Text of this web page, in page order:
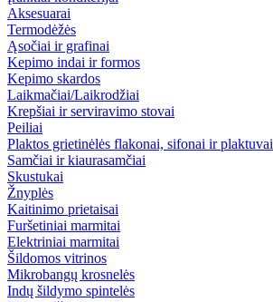
Aksesuarai
Termodėžės
Ąsočiai ir grafinai
Kepimo indai ir formos
Kepimo skardos
Laikmačiai/Laikrodžiai
Krepšiai ir serviravimo stovai
Peiliai
Plaktos grietinėlės flakonai, sifonai ir plaktuvai
Samčiai ir kiaurasamčiai
Skustukai
Žnyplės
Kaitinimo prietaisai
Furšetiniai marmitai
Elektriniai marmitai
Šildomos vitrinos
Mikrobangų krosnelės
Indų šildymo spintelės